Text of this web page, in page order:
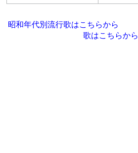
昭和年代別流行歌はこちらから
歌はこちらから